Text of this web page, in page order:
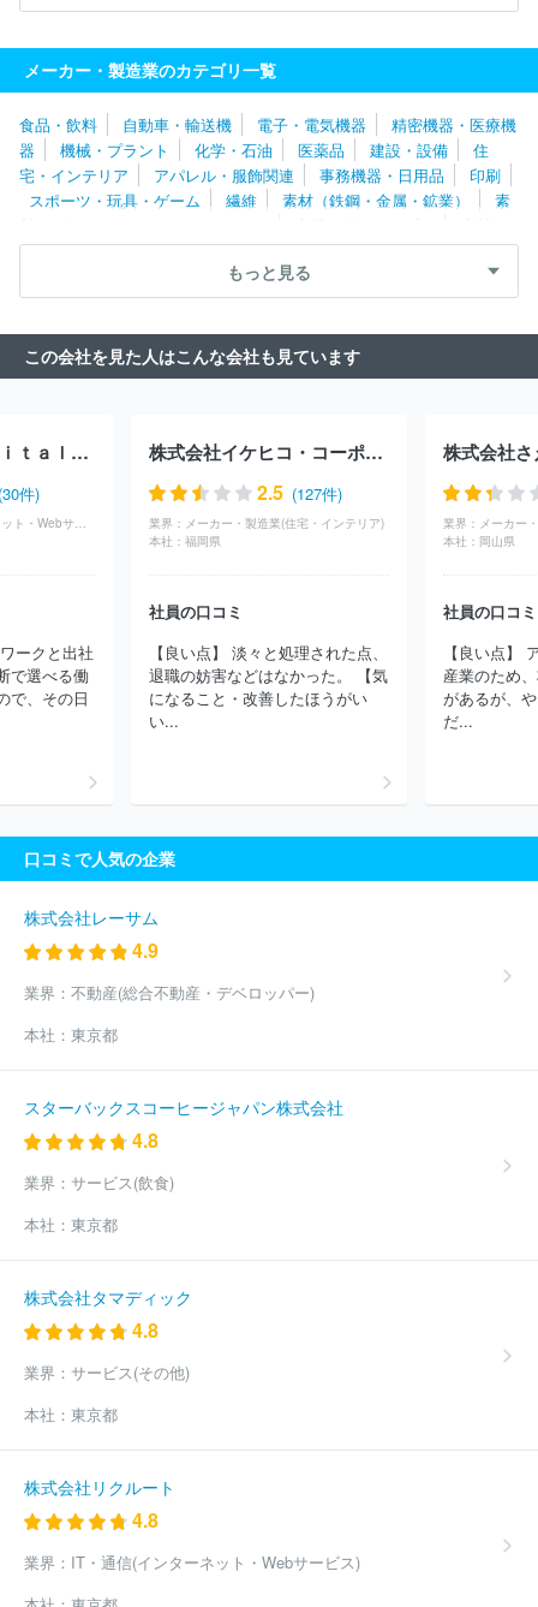
社
となみ織物株式会社 株式会社アミーゴ
株式会社ロマンス小
杉
太陽工業株式会社 グンゼ株式会社
服株式会社
ギャレックス株式会社 東海サーモ株式会社
ハビッ
クス株式会社
株式会社ワコール 芦森工業株式会社
株式会社ラ
ピーヌ
セーレン株式会社 株式会社いづみドレス
高安株式会
社
西川テックス株式会社 株式会社ダイセル
ダイニック株式会
花菱縫製株式会社
オーセンティック
株式会社ＣＡ４ＬＡ
東海カーボン株式会社
株式会社ノジマ
株式会社アドフロー 株式会社東京芸夢
会社セルタン
株式会社ＮＢＣメッシュテック
株式会社シュガ
株式会社トンボ
ＲＩＶＥＲ ＦＩＥＬＤ株式会社
渡辺化成株式
会社
萩原株式会社 株式会社ＴＷＥＬＶＥ
株式会社和多屋
ＫＡＺＥＮ ＷＬＤ株式会社
株式会社チヨダ
ホクモウ株式会社 廣島織染協同組合
株式会社クロダハウ
株式会社二条丸八
倉敷繊維加工株式
テクスタイル
日本キャンバス株式会社 七福タオル株式会社
ほ
か(1421件)
メーカー・製造業のカテゴリ一覧
食品・飲料 自動車・輸送機 電子・電気機器
精密機器・医療機
器
機械・プラント 化学・石油 医薬品 建設・設備
住
宅・インテリア
アパレル・服飾関連 事務機器・日用品
印刷
スポーツ・玩具・ゲーム
繊維 素材（鉄鋼・金属・鉱業）
素
材（ゴム・ガラス・セラミックス）
素材（紙・パルプ）
素材
（その他）
農林・水産 たばこ・飼料 その他
もっと見る
この会社を見た人はこんな会社も見ています
ＬＩＮＥ Ｄｉｇｉｔａｌ Ｆｒｏｎｔｉｅｒ株式会社
件)
IT・通信(インターネット・Webサービス)
ークと出社
で選べる働
で、その日
株式会社イケヒコ・コーポレーション
2.5 (127件)
業界： メーカー・製造業(住宅・インテリア)
本社： 福岡県
社員の口コミ
【良い点】 淡々と処理された点、
退職の妨害などはなかった。 【気
になること・改善したほうがい
い...
株式会社
業界： メーカー
本社： 岡山県
社員の口コミ
【良い点】
産業のため
があるが、
だ...
口コミで人気の企業
株式会社レーサム
4.9
業界： 不動産(総合不動産・デベロッパー)
本社： 東京都
スターバックスコーヒージャパン株式会社
4.8
業界： サービス(飲食)
本社： 東京都
株式会社タマディック
4.8
業界： サービス(その他)
本社： 東京都
株式会社リクルート
4.8
業界： IT・通信(インターネット・Webサービス)